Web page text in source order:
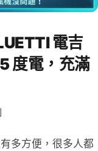
電吉
度電，充滿
多方便，很多人都